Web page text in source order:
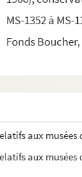
MS-1352 à MS-
Fonds
aux musées
aux